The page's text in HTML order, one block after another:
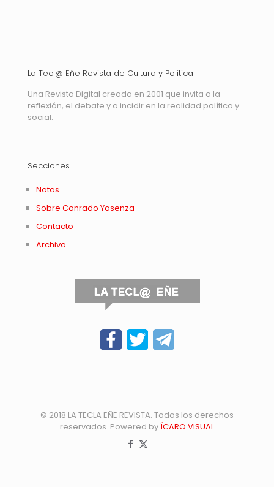
La Tecl@ Eñe Revista de Cultura y Política
Una Revista Digital creada en 2001 que invita a la
reflexión, el debate y a incidir en la realidad política y
social.
Secciones
Notas
Sobre Conrado Yasenza
Contacto
Archivo
© 2018 LA TECLA EÑE REVISTA. Todos los derechos
reservados. Powered by ÍCARO VISUAL